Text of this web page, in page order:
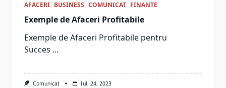
AFACERI BUSINESS COMUNICAT FINANTE
Exemple de Afaceri Profitabile
Exemple de Afaceri Profitabile pentru
Succes ...
Comunicat Iul. 24, 2023